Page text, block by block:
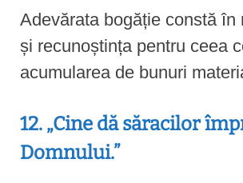
Adevărata bogăție constă în
și recunoștința pentru ceea
acumularea de bunuri
12. „Cine dă săracilor
Domnului.”